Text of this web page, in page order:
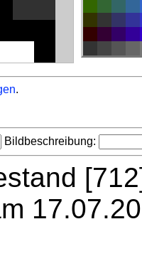
.
Bildbeschreibung: